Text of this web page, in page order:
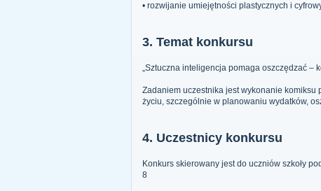
• rozwijanie umiejętności plastycznych i
3. Temat konkursu
„Sztuczna inteligencja pomaga oszczędzać –
Zadaniem uczestnika jest wykonanie
życiu, szczególnie w planowaniu wydatków,
4. Uczestnicy konkursu
Konkurs skierowany jest do uczniów szkoły
8